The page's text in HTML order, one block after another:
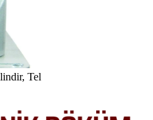
Tel